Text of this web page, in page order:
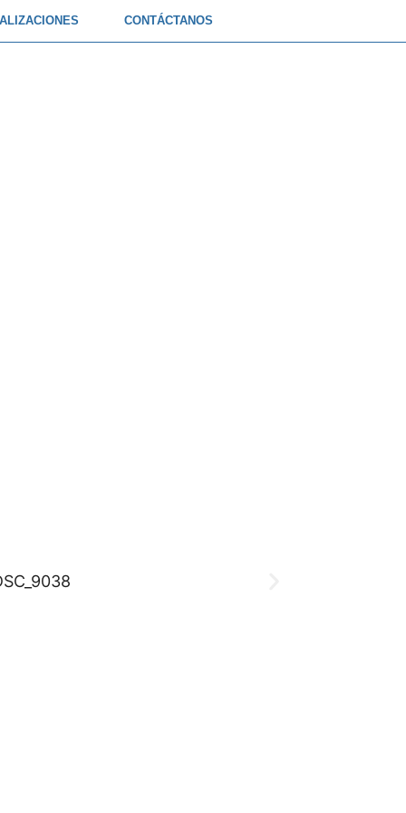
CONTÁCTANOS